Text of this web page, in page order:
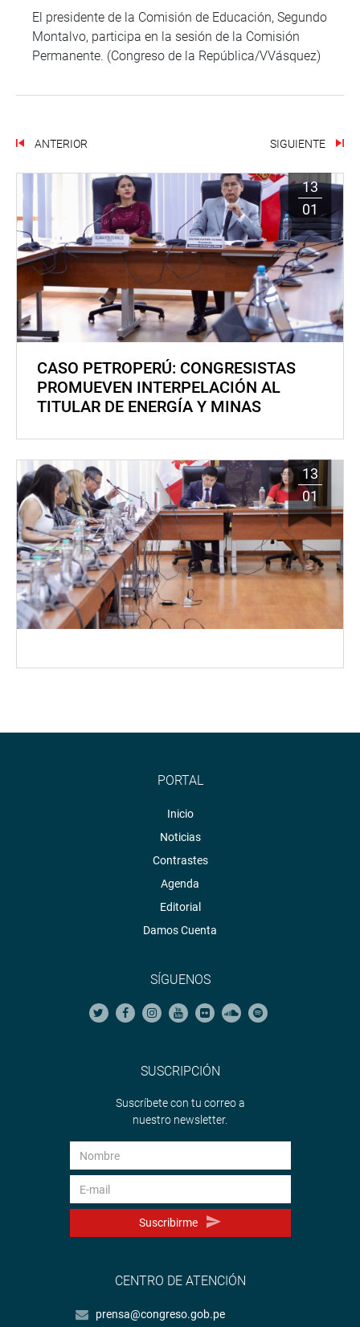
El presidente de la Comisión de Educación, Segundo
Montalvo, participa en la sesión de la Comisión
Permanente. (Congreso de la República/VVásquez)
ANTERIOR SIGUIENTE
13
01
CASO PETROPERÚ: CONGRESISTAS
PROMUEVEN INTERPELACIÓN AL
TITULAR DE ENERGÍA Y MINAS
13
01
PORTAL
Inicio
Noticias
Contrastes
Agenda
Editorial
Damos Cuenta
SÍGUENOS
SUSCRIPCIÓN
Suscríbete con tu correo a
nuestro newsletter.
Suscribirme
CENTRO DE ATENCIÓN
prensa@congreso.gob.pe